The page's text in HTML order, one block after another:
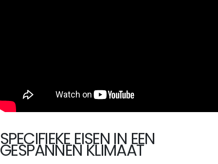
SPECIFIEKE EISEN IN EEN
GESPANNEN KLIMAAT